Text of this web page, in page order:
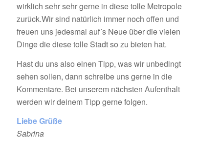
wirklich sehr sehr gerne in diese tolle Metropole
zurück.Wir sind natürlich immer noch offen und
freuen uns jedesmal auf´s Neue über die vielen
Dinge die diese tolle Stadt so zu bieten hat.
Hast du uns also einen Tipp, was wir unbedingt
sehen sollen, dann schreibe uns gerne in die
Kommentare. Bei unserem nächsten Aufenthalt
werden wir deinem Tipp gerne folgen.
Liebe Grüße
Sabrina